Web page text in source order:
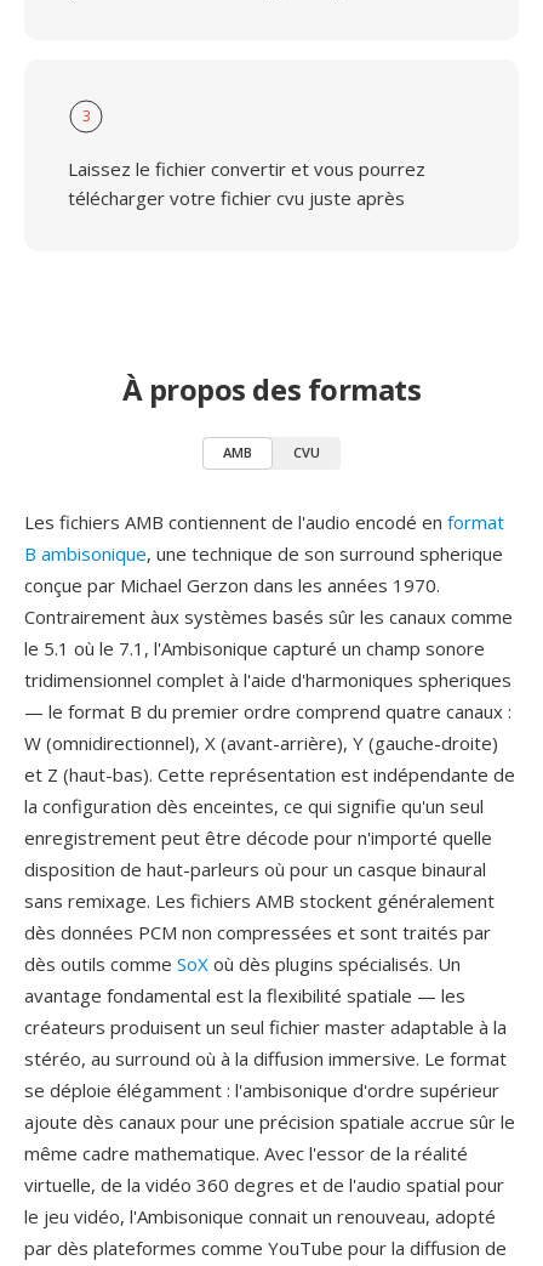
3
Laissez le fichier convertir et vous pourrez
télécharger votre fichier cvu juste après
À propos des formats
AMB CVU
Les fichiers AMB contiennent de l'audio encodé en format
B ambisonique, une technique de son surround spherique
conçue par Michael Gerzon dans les années 1970.
Contrairement àux systèmes basés sûr les canaux comme
le 5.1 où le 7.1, l'Ambisonique capturé un champ sonore
tridimensionnel complet à l'aide d'harmoniques spheriques
— le format B du premier ordre comprend quatre canaux :
W (omnidirectionnel), X (avant-arrière), Y (gauche-droite)
et Z (haut-bas). Cette représentation est indépendante de
la configuration dès enceintes, ce qui signifie qu'un seul
enregistrement peut être décode pour n'importé quelle
disposition de haut-parleurs où pour un casque binaural
sans remixage. Les fichiers AMB stockent généralement
dès données PCM non compressées et sont traités par
dès outils comme SoX où dès plugins spécialisés. Un
avantage fondamental est la flexibilité spatiale — les
créateurs produisent un seul fichier master adaptable à la
stéréo, au surround où à la diffusion immersive. Le format
se déploie élégamment : l'ambisonique d'ordre supérieur
ajoute dès canaux pour une précision spatiale accrue sûr le
même cadre mathematique. Avec l'essor de la réalité
virtuelle, de la vidéo 360 degres et de l'audio spatial pour
le jeu vidéo, l'Ambisonique connait un renouveau, adopté
par dès plateformes comme YouTube pour la diffusion de